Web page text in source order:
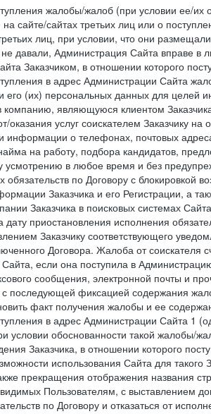
жалобы/жалоб (при условии ее/их
сайте/сайтах третьих лиц или о
лиц, при условии, что они
не давали, Администрация Сайта вправе в
Заказчиком, в отношении которого
в адрес Администрации Сайта
его (их) персональных данных для целей
компанию, являющуюся клиентом
оказания услуг соискателем Заказчику
информации о телефонах, почтовых
на работу, подбора кандидатов,
усмотрению в любое время и без
обязательств по Договору с блокировкой
Заказчика и его Регистрации, а
Заказчика в поисковых системах
дату приостановления исполнения
Заказчику соответствующего
Договора. Жалоба от
если она поступила в
сообщения, электронной почты и
с последующей фиксацией содержания
факт получения жалобы и ее
в адрес Администрации Сайта 1
условии обоснованности такой
Заказчика, в отношении которого
использования Сайта для
прекращения отображения названия
Пользователям, с выставлением
по Договору и отказаться от